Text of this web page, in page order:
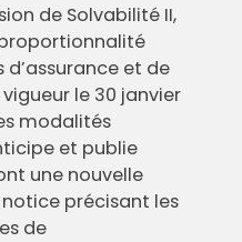
de Solvabilité II,
et de
le 30 janvier
modalités
et publie
une nouvelle
précisant les
de